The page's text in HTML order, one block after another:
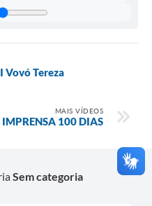
Vovó Tereza
MAIS VÍDEOS
IMPRENSA 100 DIAS
Sem categoria